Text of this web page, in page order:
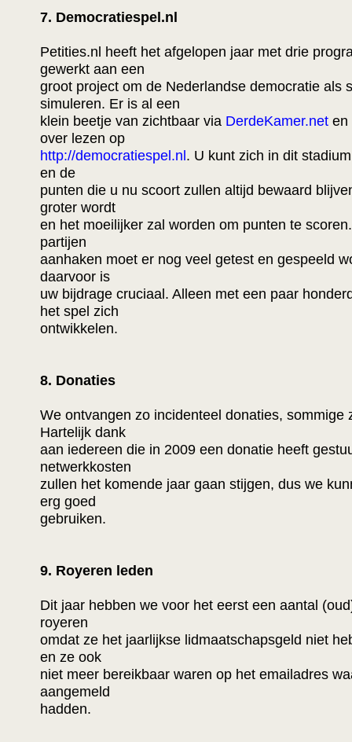
7. Democratiespel.nl
Petities.nl heeft het afgelopen jaar met drie
gewerkt aan een
groot project om de Nederlandse democratie als
simuleren. Er is al een
klein beetje van zichtbaar via DerdeKamer.net en
over lezen op
http://democratiespel.nl . U kunt zich in dit
en de
punten die u nu scoort zullen altijd bewaard
groter wordt
en het moeilijker zal worden om punten te
partijen
aanhaken moet er nog veel getest en gespeeld
daarvoor is
uw bijdrage cruciaal. Alleen met een paar
het spel zich
ontwikkelen.
8. Donaties
We ontvangen zo incidenteel donaties, sommige
Hartelijk dank
aan iedereen die in 2009 een donatie heeft
netwerkkosten
zullen het komende jaar gaan stijgen, dus we
erg goed
gebruiken.
9. Royeren leden
Dit jaar hebben we voor het eerst een aantal
royeren
omdat ze het jaarlijkse lidmaatschapsgeld niet
en ze ook
niet meer bereikbaar waren op het emailadres
aangemeld
hadden.